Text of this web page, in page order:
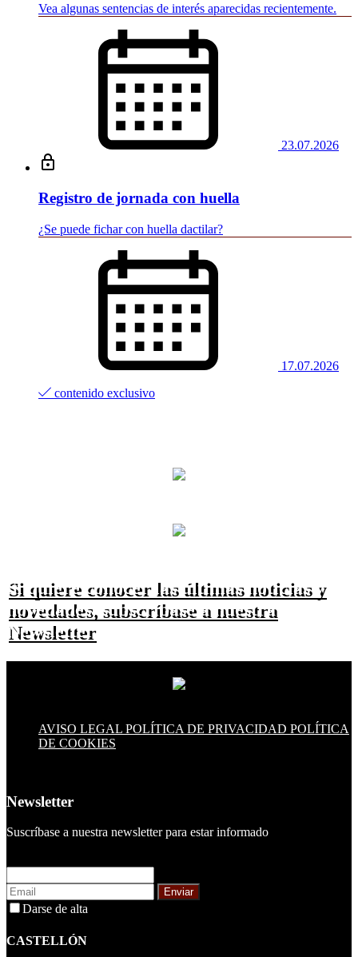
Vea algunas sentencias de interés aparecidas recientemente.
23.07.2026
Registro de jornada con huella
¿Se puede fichar con huella dactilar?
17.07.2026
contenido exclusivo
Si quiere conocer las últimas noticias y
novedades, subscríbase a nuestra
Newsletter
AVISO LEGAL POLÍTICA DE PRIVACIDAD POLÍTICA
DE COOKIES
Newsletter
Suscríbase a nuestra newsletter para estar informado
Enviar
Darse de alta
CASTELLÓN